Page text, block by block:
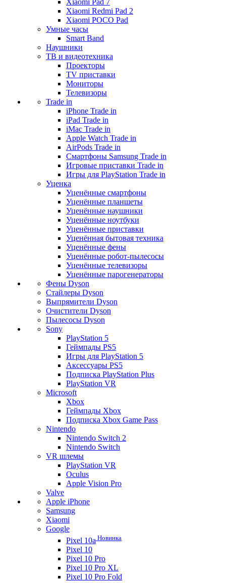
Xiaomi Pad 7
Xiaomi Redmi Pad 2
Xiaomi POCO Pad
Умные часы
Smart Band
Наушники
ТВ и видеотехника
Проекторы
TV приставки
Мониторы
Телевизоры
Trade in
iPhone Trade in
iPad Trade in
iMac Trade in
Apple Watch Trade in
AirPods Trade in
Смартфоны Samsung Trade in
Игровые приставки Trade in
Игры для PlayStation Trade in
Уценка
Уценённые смартфоны
Уценённые планшеты
Уценённые наушники
Уценённые ноутбуки
Уценённые приставки
Уценённая бытовая техника
Уценённые фены
Уценённые робот-пылесосы
Уценённые телевизоры
Уценённые парогенераторы
Фены Dyson
Стайлеры Dyson
Выпрямители Dyson
Очистители Dyson
Пылесосы Dyson
Sony
PlayStation 5
Геймпады PS5
Игры для PlayStation 5
Аксессуары PS5
Подписка PlayStation Plus
PlayStation VR
Microsoft
Xbox
Геймпады Xbox
Подписка Xbox Game Pass
Nintendo
Nintendo Switch 2
Nintendo Switch
VR шлемы
PlayStation VR
Oculus
Apple Vision Pro
Valve
Apple iPhone
Samsung
Xiaomi
Google
Pixel 10a Новинка
Pixel 10
Pixel 10 Pro
Pixel 10 Pro XL
Pixel 10 Pro Fold